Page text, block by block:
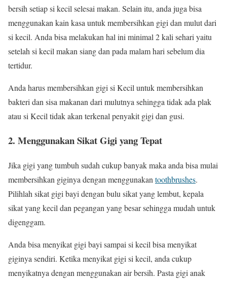
bersih setiap si kecil selesai makan. Selain itu, anda juga bisa
menggunakan kain kasa untuk membersihkan gigi dan mulut dari
si kecil. Anda bisa melakukan hal ini minimal 2 kali sehari yaitu
setelah si kecil makan siang dan pada malam hari sebelum dia
tertidur.
Anda harus membersihkan gigi si Kecil untuk membersihkan
bakteri dan sisa makanan dari mulutnya sehingga tidak ada plak
atau si Kecil tidak akan terkenal penyakit gigi dan gusi.
2. Menggunakan Sikat Gigi yang Tepat
Jika gigi yang tumbuh sudah cukup banyak maka anda bisa mulai
membersihkan giginya dengan menggunakan toothbrushes.
Pilihlah sikat gigi bayi dengan bulu sikat yang lembut, kepala
sikat yang kecil dan pegangan yang besar sehingga mudah untuk
digenggam.
Anda bisa menyikat gigi bayi sampai si kecil bisa menyikat
giginya sendiri. Ketika menyikat gigi si kecil, anda cukup
menyikatnya dengan menggunakan air bersih. Pasta gigi anak